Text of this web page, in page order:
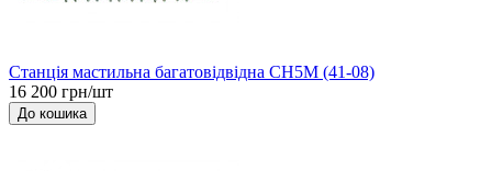
Станція мастильна багатовідвідна СН5М (41-08)
16 200 грн/шт
До кошика